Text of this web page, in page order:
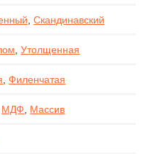
,Скандинавский
,Утолщенная
,Филенчатая
МДФ, Массив